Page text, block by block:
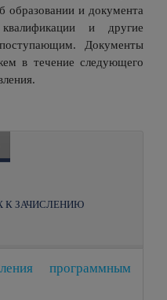
образовании и документа
и другие
Документы
в течение следующего
К ЗАЧИСЛЕНИЮ
программным